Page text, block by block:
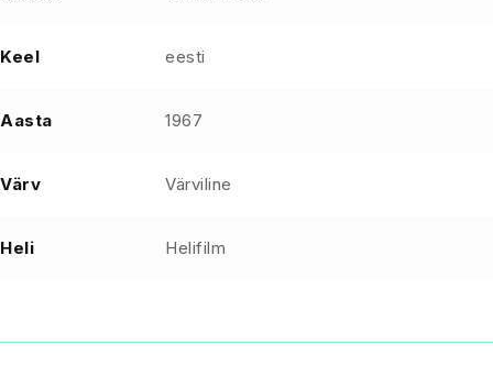
Keel eesti
Aasta 1967
Värv Värviline
Heli Helifilm